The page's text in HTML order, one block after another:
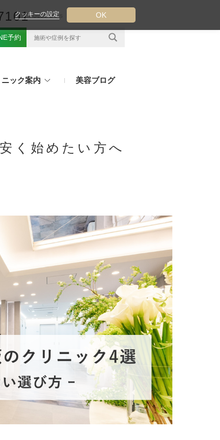
FOLLOW US
予約
注射・点滴治療
コスメ・サプリ
クリニック専売のスキンケアやなど
（TESS LIFT）
グリフト（ウルトラVリフト）
ーク（後天性眼瞼下垂の点眼治療）
り（経結膜的下眼瞼脱脂術）
眉下リフト）
術
ゼ（隆鼻術）
（鼻尖縮小術）
ニック案内 美容ブログ
く始めたい方へ
クッキーの設定 OK